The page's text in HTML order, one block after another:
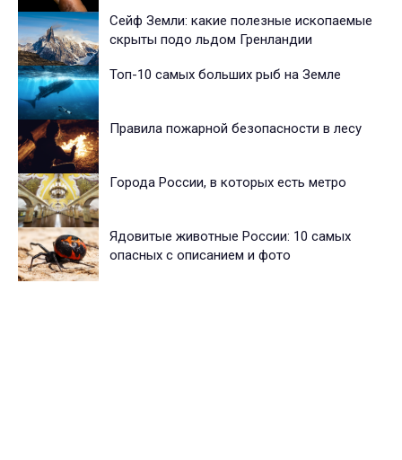
Сейф Земли: какие полезные ископаемые
скрыты подо льдом Гренландии
Топ-10 самых больших рыб на Земле
Правила пожарной безопасности в лесу
Города России, в которых есть метро
Ядовитые животные России: 10 самых
опасных с описанием и фото